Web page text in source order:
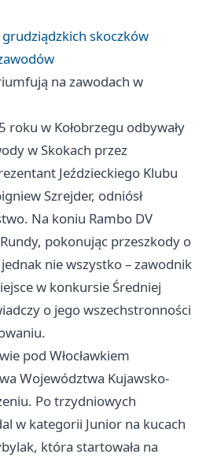
skoczków
na zawodach w
roku w Kołobrzegu odbywały
w Skokach przez
Jeździeckiego Klubu
Szrejder, odniósł
Na koniu Rambo DV
pokonując przeszkody o
nie wszystko – zawodnik
w konkursie Średniej
o jego wszechstronności
pod Włocławkiem
Województwa Kujawsko-
Po trzydniowych
w kategorii Junior na kucach
która startowała na